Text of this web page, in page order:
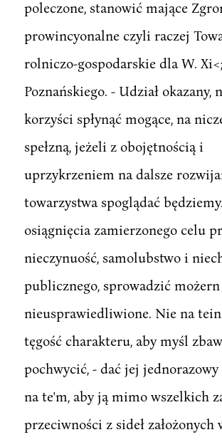
poleczone, stanowić mające
prowincyonalne czyli raczej
rolniczo-gospodarskie dla W.
Poznańskiego. - Udział okazany,
korzyści spłynąć mogące, na
spełzną, jeżeli z obojętnością i
uprzykrzeniem na dalsze
towarzystwa spoglądać
osiągnięcia zamierzonego celu
nieczynuość, samolubstwo i
publicznego, sprowadzić możern
nieusprawiedliwione. Nie na tein
tęgość charakteru, aby myśl
pochwycić, - dać jej jednorazowy
na te'm, aby ją mimo wszelkich
przeciwności z sideł założonych